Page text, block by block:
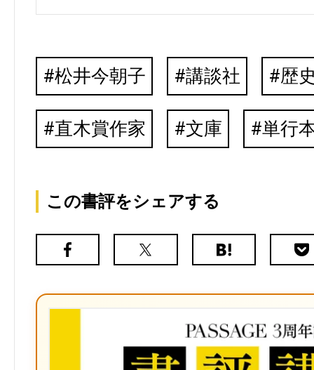
松井今朝子 講談社 歴
直木賞作家 文庫 単行
この書評をシェアする
Facebook
X（旧
は
ク
マ
ー
ク